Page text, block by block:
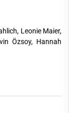
Leonie Maier,
Özsoy, Hannah